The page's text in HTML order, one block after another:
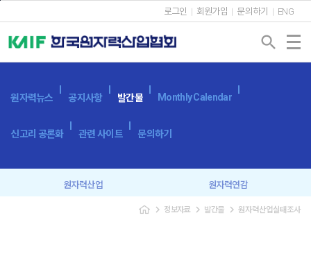
로그인 회원가입 문의하기 ENG
search
원자력뉴스 공지사항 발간물 Monthly Calendar
신고리 공론화 관련 사이트 문의하기
원자력산업 원자력연감
navigate_next 정보자료 navigate_next 발간물 navigate_next 원자력산업실태조사